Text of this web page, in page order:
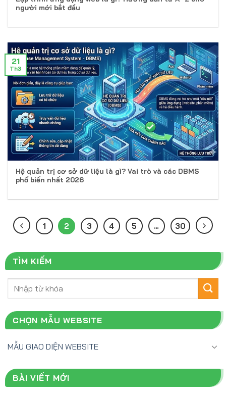
người mới bắt đầu
Hệ quản trị cơ sở dữ liệu là gì? Vai trò và các DBMS
phổ biến nhất 2026
21
Th3
1 2 3 4 5 … 30
TÌM KIẾM
CHỌN MẪU WEBSITE
MẪU GIAO DIỆN WEBSITE
BÀI VIẾT MỚI